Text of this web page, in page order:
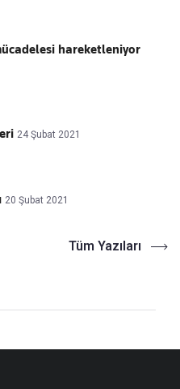
hareketleniyor
24 Şubat 2021
20 Şubat 2021
Tüm Yazıları